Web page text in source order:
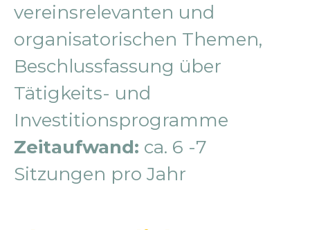
vereinsrelevanten und
organisatorischen Themen,
Beschlussfassung über
Tätigkeits- und
Investitionsprogramme
Zeitaufwand: ca. 6 -7
Sitzungen pro Jahr